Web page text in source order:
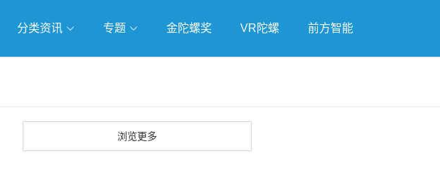
分类资讯 专题 金陀螺奖 VR陀螺 前方智能
浏览更多